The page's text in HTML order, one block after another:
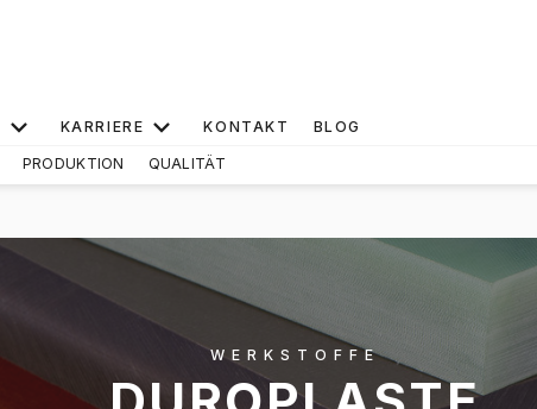
PRODUKTION QUALITÄT
KARRIERE KONTAKT BLOG
WERKSTOFFE